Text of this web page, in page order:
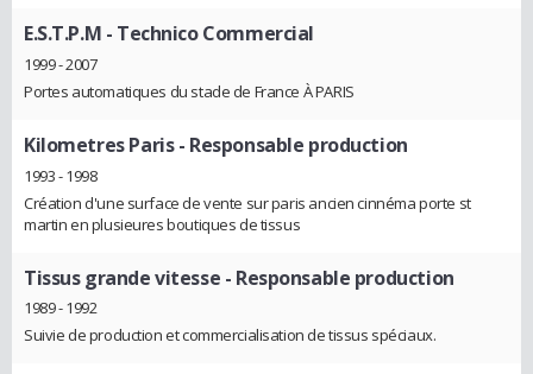
E.S.T.P.M - Technico Commercial
1999 - 2007
Portes automatiques du stade de France À PARIS
Kilometres Paris- Responsable production
1993 - 1998
Création d'une surface de vente sur paris ancien cinnéma porte st
martin en plusieures boutiques de tissus
Tissus grande vitesse - Responsable production
1989 - 1992
Suivie de production et commercialisation de tissus spéciaux.